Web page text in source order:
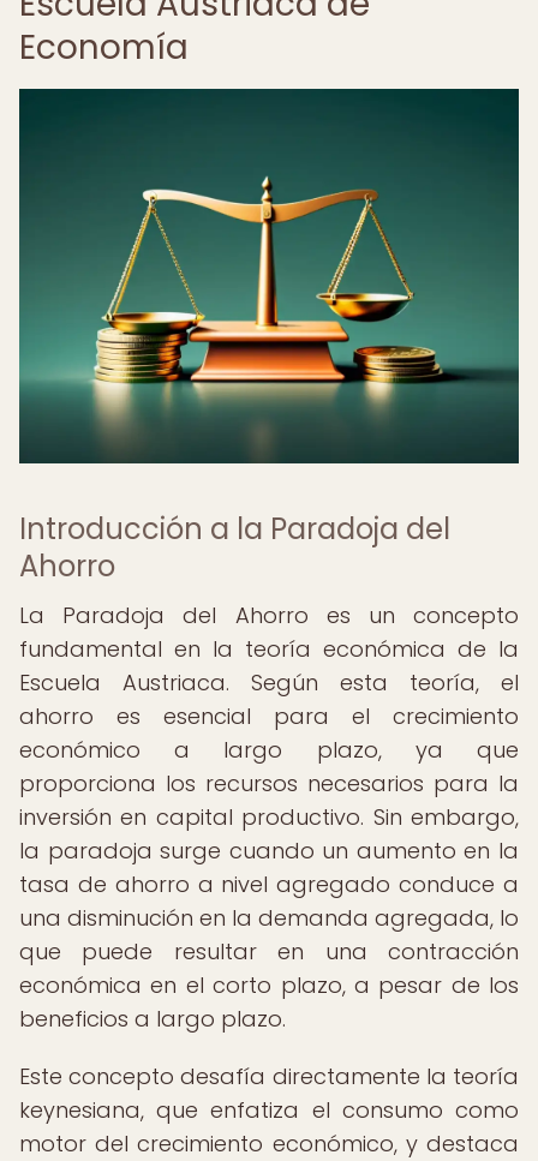
Economía
Introducción a la Paradoja del
Ahorro
La Paradoja del Ahorro es un concepto
fundamental en la teoría económica de la
Escuela Austriaca. Según esta teoría, el
ahorro es esencial para el crecimiento
económico a largo plazo, ya que
proporciona los recursos necesarios para la
inversión en capital productivo. Sin embargo,
la paradoja surge cuando un aumento en la
tasa de ahorro a nivel agregado conduce a
una disminución en la demanda agregada, lo
que puede resultar en una contracción
económica en el corto plazo, a pesar de los
beneficios a largo plazo.
Este concepto desafía directamente la teoría
keynesiana, que enfatiza el consumo como
motor del crecimiento económico, y destaca